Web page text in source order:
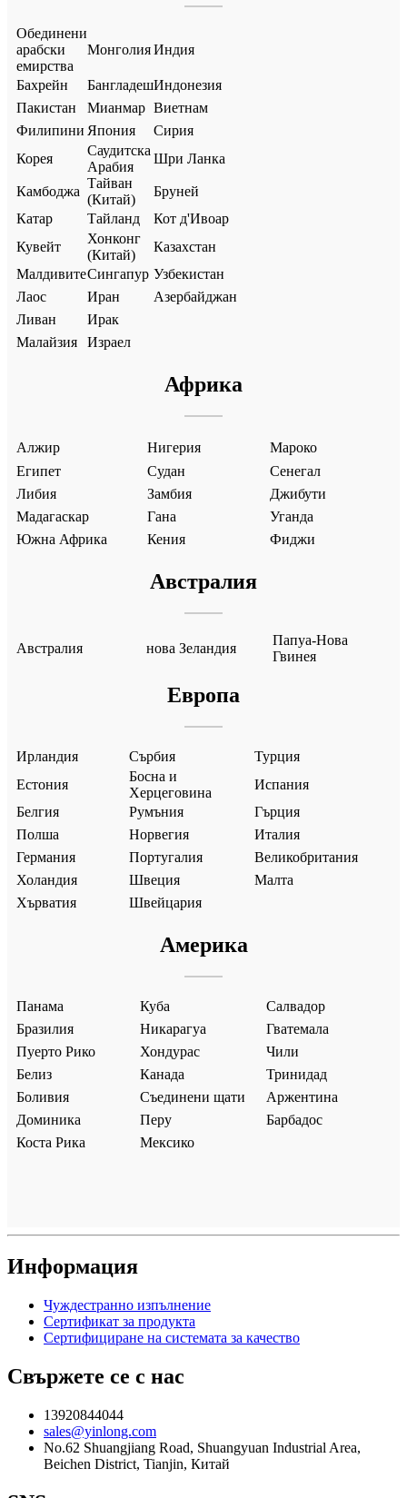
Обединени
арабски
емирства
МонголияИндия
Бахрейн БангладешИндонезия
Пакистан
Мианмар Виетнам
Филипини Япония
Сирия
Корея
Саудитска
Арабия
Шри Ланка
Камбоджа
Тайван
(Китай)
Бруней
Катар
Тайланд
Кот д'Ивоар
Кувейт
Хонконг
(Китай)
Казахстан
МалдивитеСингапур Узбекистан
Лаос
Иран
Азербайджан
Ливан
Ирак
Малайзия
Израел
Африка
Алжир Нигерия
Мароко
Египет
Судан
Сенегал
Либия
Замбия
Джибути
Мадагаскар
Гана
Уганда
Южна Африка
Кения Фиджи
Австралия
Австралия нова Зеландия
Папуа-Нова
Гвинея
Европа
Ирландия Сърбия
Турция
Естония
Босна и
Херцеговина
Испания
Белгия
Румъния
Гърция
Полша
Норвегия
Италия
Германия
Португалия
Великобритания
Холандия
Швеция
Малта
Хърватия
Швейцария
Америка
Панама Куба
Салвадор
Бразилия
Никарагуа
Гватемала
Пуерто Рико
Хондурас
Чили
Белиз
Канада
Тринидад
Боливия
Съединени щати
Аржентина
Доминика
Перу
Барбадос
Коста Рика
Мексико
Информация
Чуждестранно изпълнение
Сертификат за продукта
Сертифициране на системата за качество
Свържете се с нас
13920844044
sales@yinlong.com
No.62 Shuangjiang Road, Shuangyuan Industrial Area,
Beichen District, Tianjin, Китай